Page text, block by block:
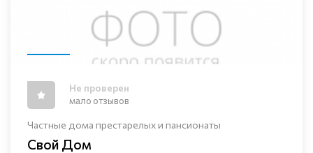
Частные дома престарелых и пансионаты
Свой Дом
Не проверен
мало отзывов